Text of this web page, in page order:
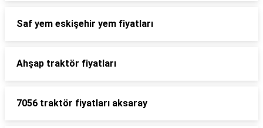
Saf yem eskişehir yem fiyatları
Ahşap traktör fiyatları
7056 traktör fiyatları aksaray